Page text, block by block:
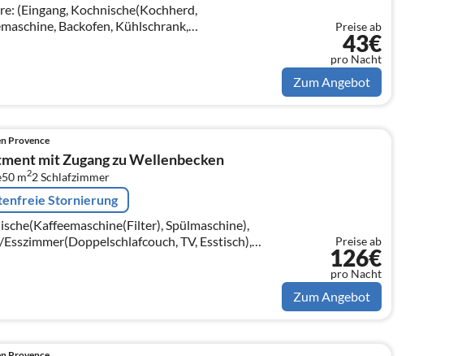
(Eingang, Kochnische(Kochherd,
Backofen, Kühlschrank,
Toilette) In der 1. Etage:
Preise ab
43€
pro Nacht
Zum Angebot
Provence
mit Zugang zu Wellenbecken
50 m22Schlafzimmer
Stornierung
Spülmaschine),
TV, Esstisch),
Schlafzimmer(Einzelbett,
Preise ab
126€
pro Nacht
Zum Angebot